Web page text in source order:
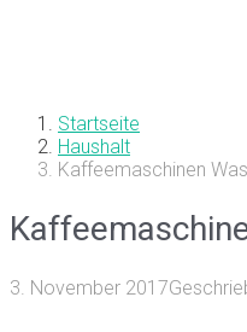
Startseite
Haushalt
Kaffeemaschinen
3. November 2017